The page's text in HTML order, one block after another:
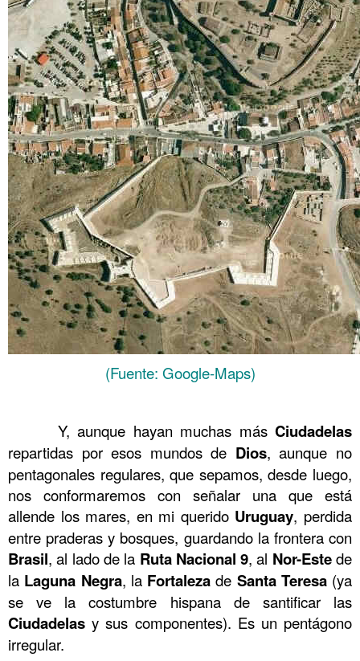
(Fuente: Google-Maps)
Y, aunque hayan muchas más Ciudadelas
repartidas por esos mundos de Dios, aunque no
pentagonales regulares, que sepamos, desde luego,
nos conformaremos con señalar una que está
allende los mares, en mi querido Uruguay, perdida
entre praderas y bosques, guardando la frontera con
Brasil, al lado de la Ruta Nacional 9, al Nor-Estede
la Laguna Negra, la Fortaleza de Santa Teresa(ya
se ve la costumbre hispana de santificar las
Ciudadelas y sus componentes). Es un pentágono
irregular.